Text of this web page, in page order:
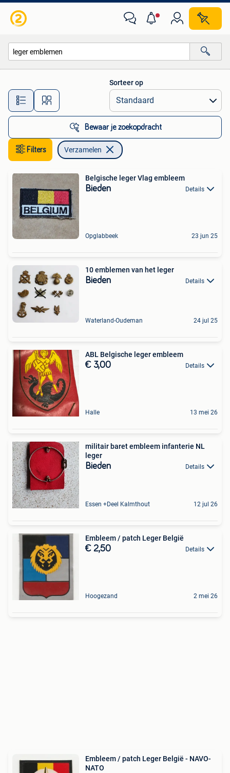
Alle afstanden…
Sorteer op
Bewaar je zoekopdracht
Filters Verzamelen
Belgische leger Vlag embleem
Bieden Details
Opglabbeek 23 jun 25
10 emblemen van het leger
Bieden Details
Waterland-Oudeman 24 jul 25
ABL Belgische leger embleem
€ 3,00 Details
Halle 13 mei 26
militair baret embleem infanterie NL
leger
Bieden Details
Essen +Deel Kalmthout 12 jul 26
Embleem / patch Leger België
€ 2,50 Details
Hoogezand 2 mei 26
Embleem / patch Leger België - NAVO-
NATO